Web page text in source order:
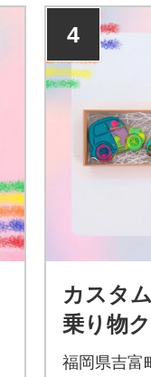
4
カスタ
乗り物
福岡県吉富